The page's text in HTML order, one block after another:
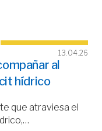
13.04.26
al
hídrico
que atraviesa el